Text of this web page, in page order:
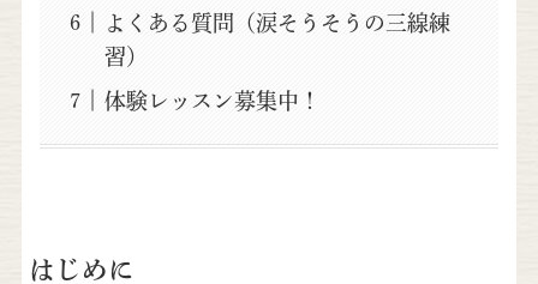
よくある質問（涙そうそうの三線練
習）
体験レッスン募集中！
はじめに